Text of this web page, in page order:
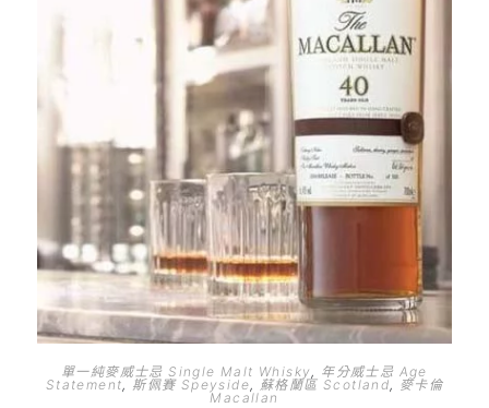
單一純麥威士忌 Single Malt Whisky, 年分威士忌 Age
Statement, 斯佩賽 Speyside, 蘇格蘭區 Scotland, 麥卡倫
Macallan